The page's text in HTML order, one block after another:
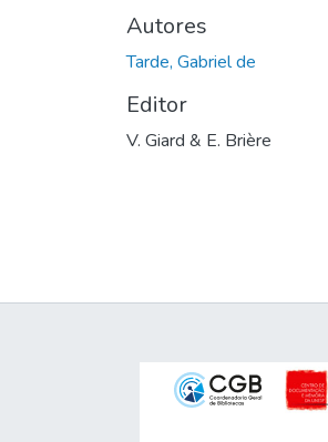
Autores
Tarde, Gabriel de
Editor
V. Giard & E. Brière